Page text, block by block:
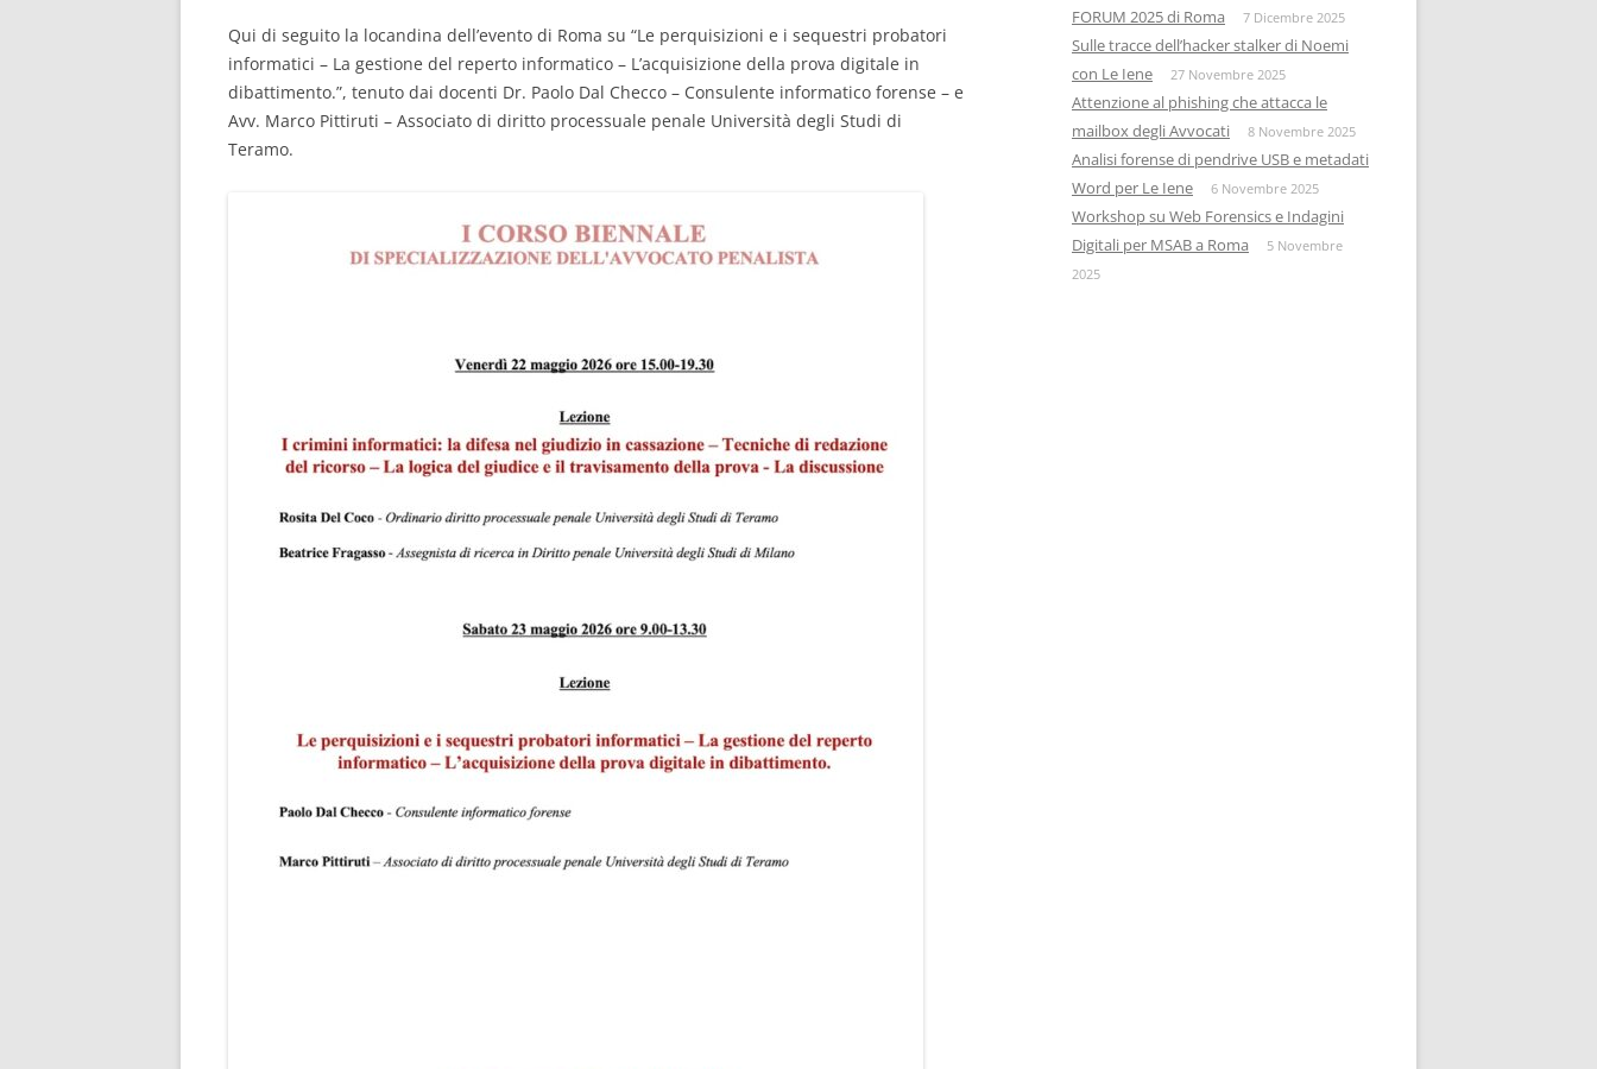
Qui di seguito la locandina dell’evento di Roma su “Le perquisizioni e i sequestri probatori
informatici – La gestione del reperto informatico – L’acquisizione della prova digitale in
dibattimento.”, tenuto dai docenti Dr. Paolo Dal Checco – Consulente informatico forense – e
Avv. Marco Pittiruti – Associato di diritto processuale penale Università degli Studi di
Teramo.
FORUM 2025 di Roma
7 Dicembre 2025
Sulle tracce dell’hacker stalker di Noemi
con Le Iene
27 Novembre 2025
Attenzione al phishing che attacca le
mailbox degli Avvocati
8 Novembre 2025
Analisi forense di pendrive USB e metadati
Word per Le Iene
6 Novembre 2025
Workshop su Web Forensics e Indagini
Digitali per MSAB a Roma
5 Novembre
2025